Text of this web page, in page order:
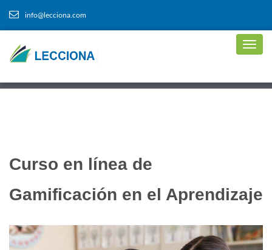
info@lecciona.com
Curso en línea de
Gamificación en el Aprendizaje